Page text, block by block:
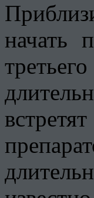
начать